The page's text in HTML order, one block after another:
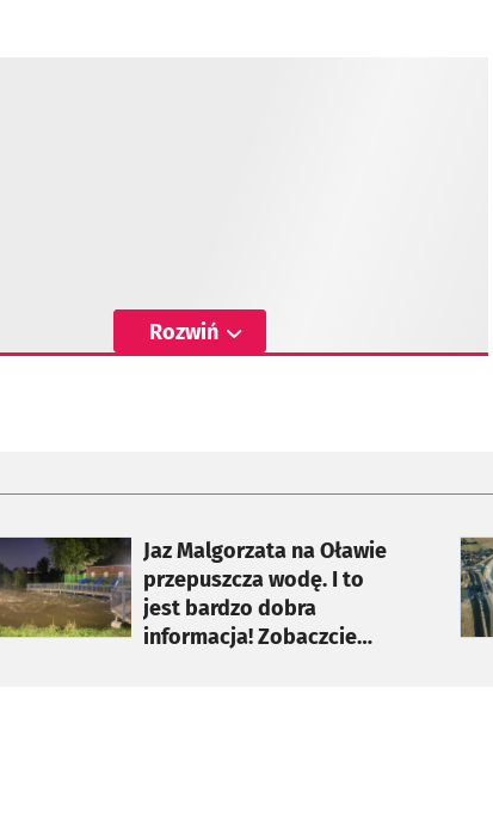
Rozwiń
Jaz Malgorzata na Oławie
przepuszcza wodę. I to
jest bardzo dobra
informacja! Zobaczcie
otworzy się w nowej karcie